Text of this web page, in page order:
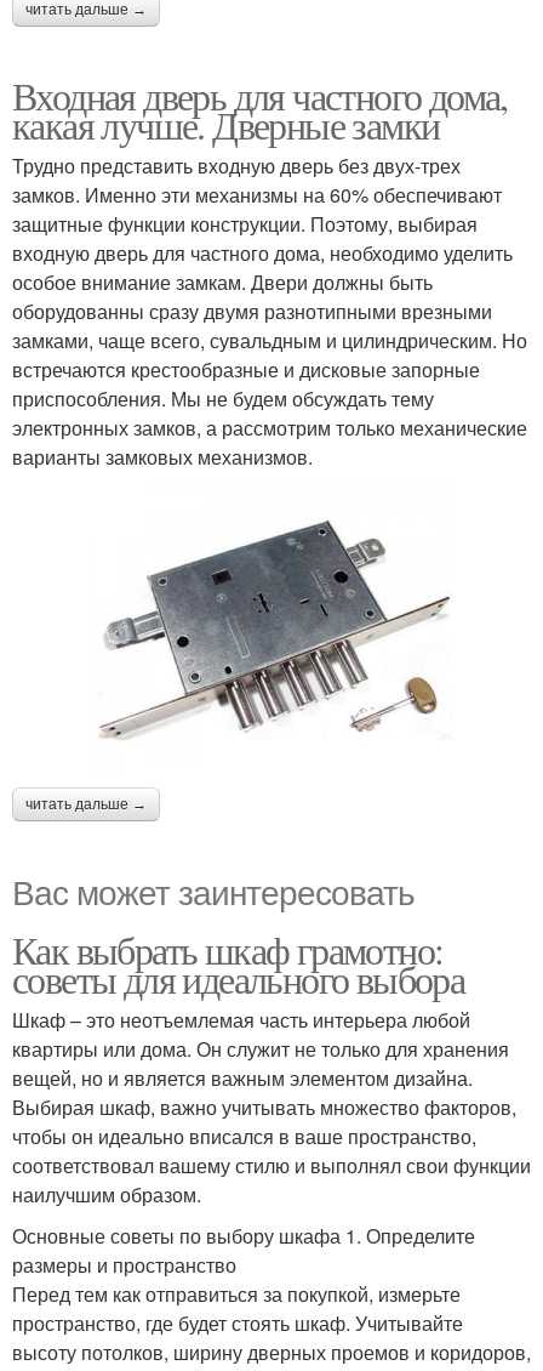
читать дальше →
Входная дверь для частного дома,
какая лучше. Дверные замки
Трудно представить входную дверь без двух-трех
замков. Именно эти механизмы на 60% обеспечивают
защитные функции конструкции. Поэтому, выбирая
входную дверь для частного дома, необходимо уделить
особое внимание замкам. Двери должны быть
оборудованны сразу двумя разнотипными врезными
замками, чаще всего, сувальдным и цилиндрическим. Но
встречаются крестообразные и дисковые запорные
приспособления. Мы не будем обсуждать тему
электронных замков, а рассмотрим только механические
варианты замковых механизмов.
читать дальше →
Вас может заинтересовать
Как выбрать шкаф грамотно:
советы для идеального выбора
Шкаф – это неотъемлемая часть интерьера любой
квартиры или дома. Он служит не только для хранения
вещей, но и является важным элементом дизайна.
Выбирая шкаф, важно учитывать множество факторов,
чтобы он идеально вписался в ваше пространство,
соответствовал вашему стилю и выполнял свои функции
наилучшим образом.
Основные советы по выбору шкафа 1. Определите
размеры и пространство
Перед тем как отправиться за покупкой, измерьте
пространство, где будет стоять шкаф. Учитывайте
высоту потолков, ширину дверных проемов и коридоров,